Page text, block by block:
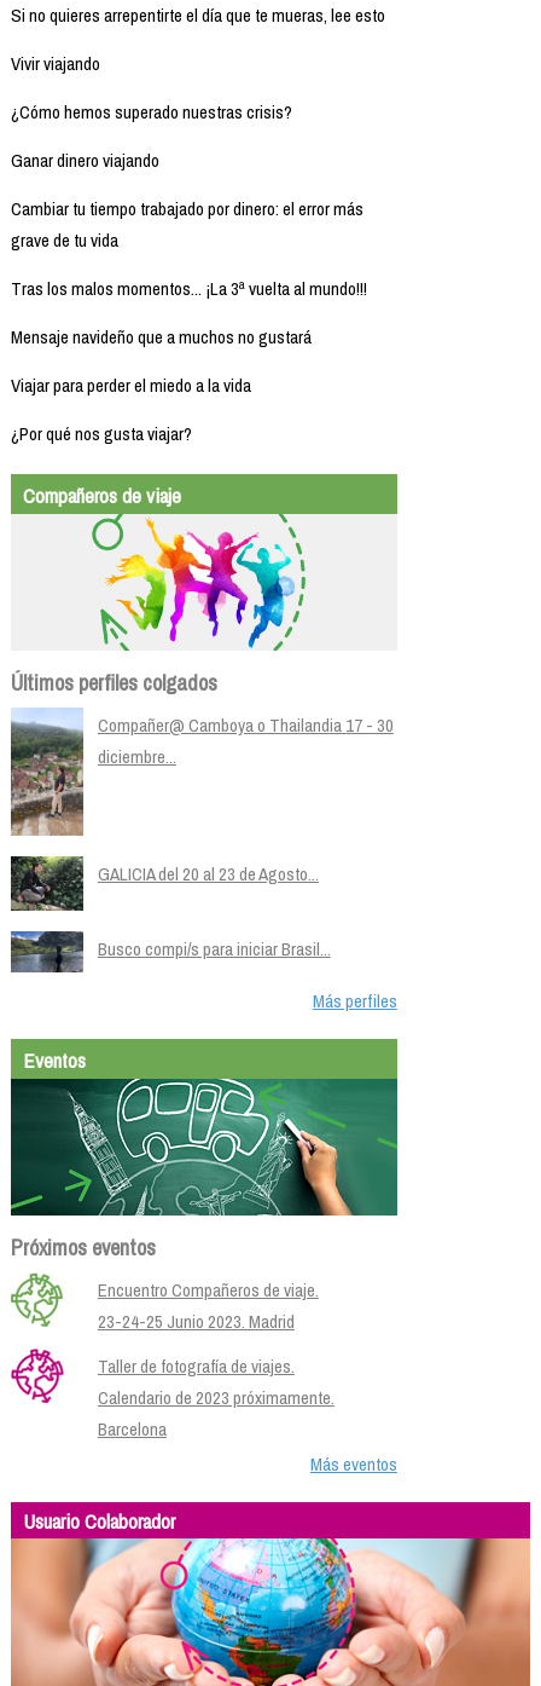
Si no quieres arrepentirte el día que te mueras, lee esto
Vivir viajando
¿Cómo hemos superado nuestras crisis?
Ganar dinero viajando
Cambiar tu tiempo trabajado por dinero: el error más
grave de tu vida
Tras los malos momentos... ¡La 3ª vuelta al mundo!!!
Mensaje navideño que a muchos no gustará
Viajar para perder el miedo a la vida
¿Por qué nos gusta viajar?
Compañeros de viaje
Últimos perfiles colgados
Compañer@ Camboya o Thailandia 17 - 30
diciembre...
GALICIA del 20 al 23 de Agosto...
Busco compi/s para iniciar Brasil...
Más perfiles
Eventos
Próximos eventos
Encuentro Compañeros de viaje.
23-24-25 Junio 2023. Madrid
Taller de fotografía de viajes.
Calendario de 2023 próximamente.
Barcelona
Más eventos
Usuario Colaborador